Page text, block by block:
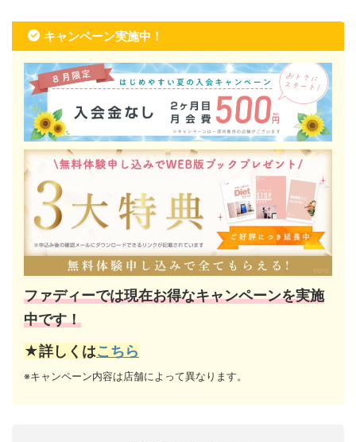
キャンペーン実施中！
ファディーでは現在お得なキャンペーンを実施
中です！
★詳しくはこちら
※キャンペーン内容は店舗によって異なります。